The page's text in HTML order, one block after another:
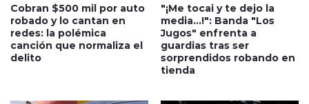
Cobran $500 mil por auto
robado y lo cantan en
redes: la polémica
canción que normaliza el
delito
"¡Me tocai y te dejo la
media...!": Banda "Los
Jugos" enfrenta a
guardias tras ser
sorprendidos robando en
tienda